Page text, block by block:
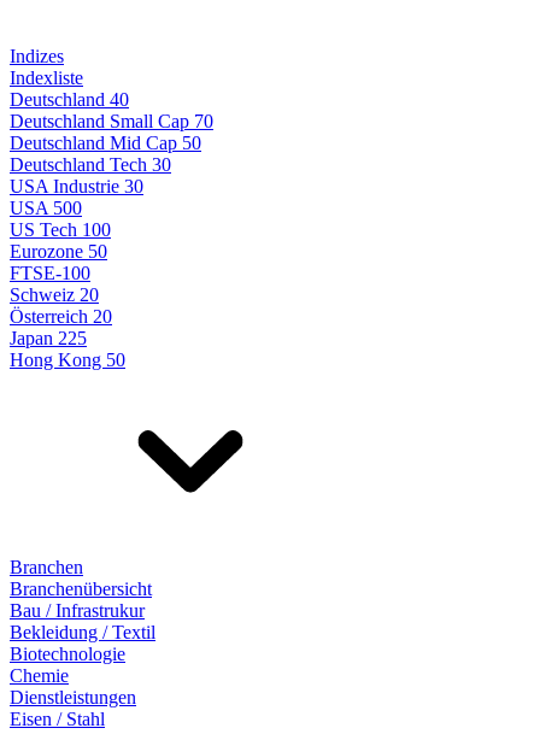
Indizes
Indexliste
Deutschland 40
Deutschland Small Cap 70
Deutschland Mid Cap 50
Deutschland Tech 30
USA Industrie 30
USA 500
US Tech 100
Eurozone 50
FTSE-100
Schweiz 20
Österreich 20
Japan 225
Hong Kong 50
Branchen
Branchenübersicht
Bau / Infrastrukur
Bekleidung / Textil
Biotechnologie
Chemie
Dienstleistungen
Eisen / Stahl